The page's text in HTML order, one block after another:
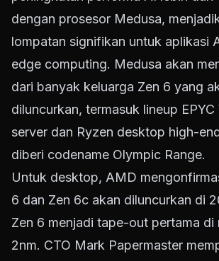
dengan prosesor Medusa,
lompatan signifikan untuk aplikasi
edge computing. Medusa akan
dari banyak keluarga Zen 6 yang
diluncurkan, termasuk lineup
server dan Ryzen desktop high-
diberi codename Olympic Range.
Untuk desktop, AMD
6 dan Zen 6c akan diluncurkan di
Zen 6 menjadi tape-out pertama di
2nm. CTO Mark Papermaster